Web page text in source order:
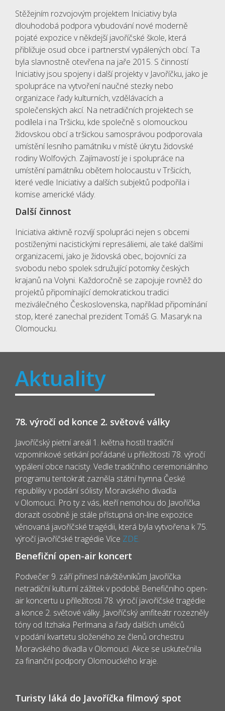
Stěžejním rozvojovým projektem Iniciativy byla
dlouhodobá podpora vybudování nové moderně
pojaté expozice v někdejší javoříčské škole, která
přibližuje osud obce i partnerství vypálených obcí. Ta
byla slavnostně otevřena na jaře 2015. S činností
Iniciativy jsou spojeny i další projekty v Javoříčku, jako je
spolupráce na vytvoření naučné stezky nebo
organizace řady kulturních, vzdělávacích a
společenských akcí. Na netradičních projektech se
podílela i na Tršicku, kde společně s olomouckou
židovskou obcí a tršickou samosprávou podporovala
umístění lesního památníku v místě úkrytu židovské
rodiny Wolfových. Zajímavostí je i spolupráce na
umístění památníku obětem holocaustu v Tršicích,
které vedle Iniciativy a dalších subjektů podpořila i
komise americké vlády.
Další činnost
Iniciativa aktivně rozvíjí spolupráci nejen s obcemi
postiženými nacistickými represáliemi, ale také dalšími
organizacemi, jako je židovská obec, bojovníci za
svobodu nebo spolek sdružující potomky českých
krajanů na Volyni. Každoročně se zapojuje rovněž do
projektů připomínající demokratickou tradici
meziválečného Československa, například připomínání
stop, které zanechal prezident Tomáš G. Masaryk na
Olomoucku.
Aktuality
78. výročí od konce 2. světové války
Javoříčský pietní areál 1. května hostil tradiční
vzpomínkové setkání pořádané u příležitosti 78. výročí
vypálení obce nacisty. Vedle tradičního ceremoniálního
programu tentokrát zazněla státní hymna České
republiky v podání sólisty Moravského divadla
v Olomouci. Pro ty z vás, kteří nemohou do Javoříčka
dorazit osobně je stále přístupná on-line expozice
věnovaná javoříčské tragédii, která byla vytvořena k 75.
výročí javoříčské tragédie Více ZDE.
Benefiční open-air koncert
Podvečer 9. září přinesl návštěvníkům Javoříčka
netradiční kulturní zážitek v podobě Benefičního open-
air koncertu u příležitosti 78. výročí javoříčské tragédie
a konce 2. světové války. Javoříčský amfiteátr rozezněly
tóny od Itzhaka Perlmana a řady dalších umělců
v podání kvartetu složeného ze členů orchestru
Moravského divadla v Olomouci. Akce se uskutečnila
za finanční podpory Olomouckého kraje.
Turisty láká do Javoříčka filmový spot